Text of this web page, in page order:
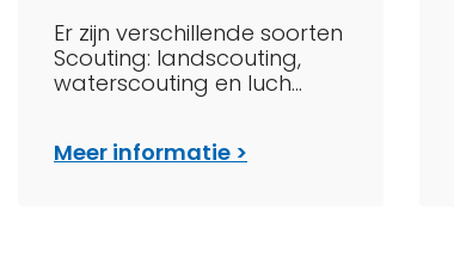
Er zijn verschillende soorten
Scouting: landscouting,
waterscouting en luch...
Meer informatie